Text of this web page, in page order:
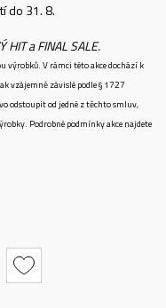
do 31. 8.
a FINAL SALE.
výrobků. V rámci této akce dochází k
vzájemně závislé podle § 1727
odstoupit od jedné z těchto smluv,
Podrobné podmínky akce najdete